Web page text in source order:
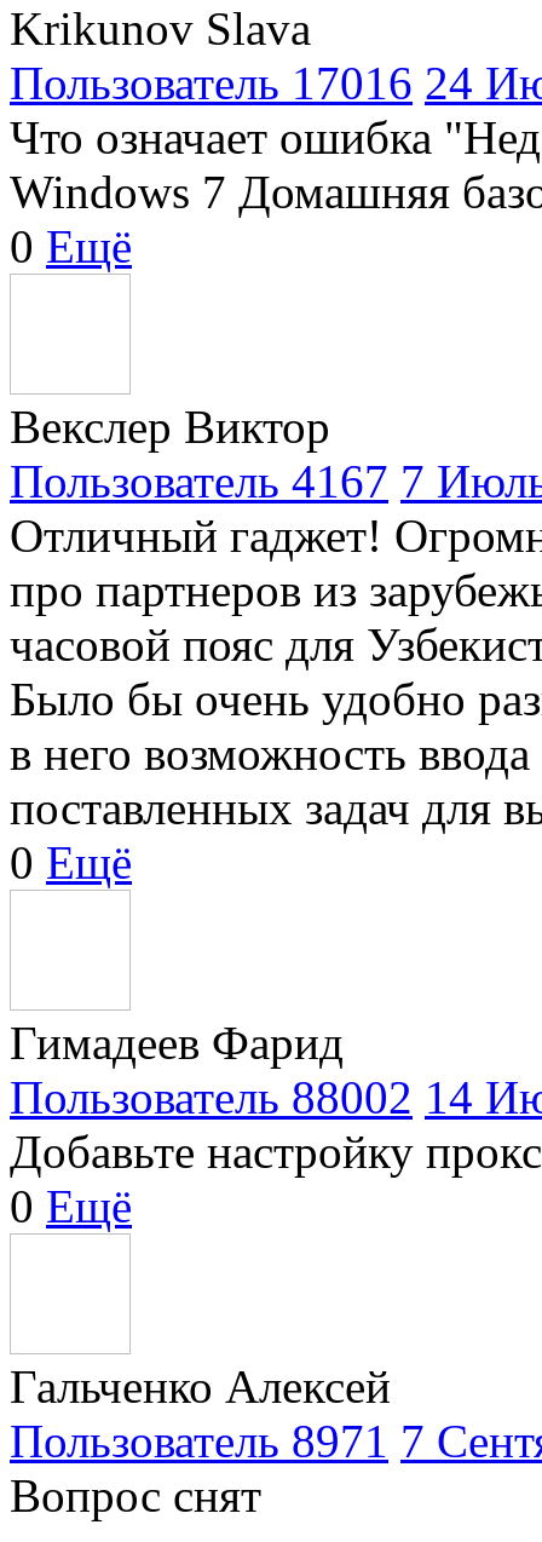
Krikunov Slava
Пользователь 17016 24
Что означает ошибка
Windows 7 Домашняя
0 Ещё
Векслер Виктор
Пользователь 4167 7
Отличный гаджет!
про партнеров из
часовой пояс для
Было бы очень удобно
в него возможность
поставленных задач для
0 Ещё
Гимадеев Фарид
Пользователь 88002 14
Добавьте настройку
0 Ещё
Гальченко Алексей
Пользователь 8971 7
Вопрос снят